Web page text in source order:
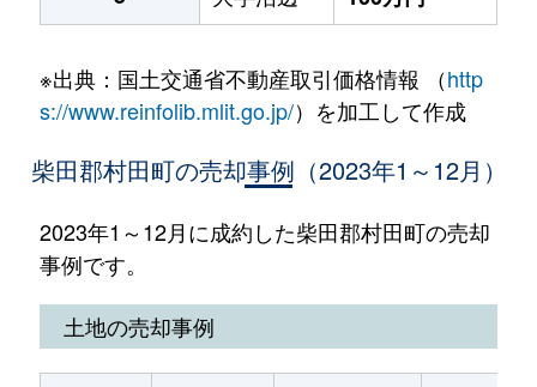
※出典：国土交通省不動産取引価格情報 （http
s://www.reinfolib.mlit.go.jp/）を加工して作成
柴田郡村田町の売却事例（2023年1～12月）
2023年1～12月に成約した柴田郡村田町の売却
事例です。
土地の売却事例